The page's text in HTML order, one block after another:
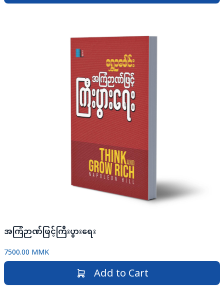
အကြံဉာဏ်ဖြင့်ကြီးပွားရေး
7500.00 MMK
Add to Cart